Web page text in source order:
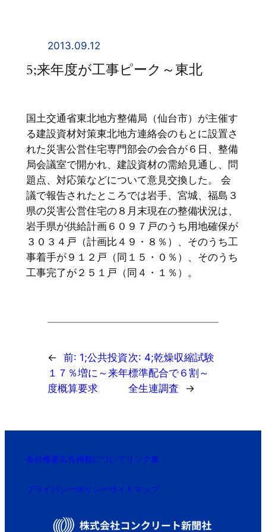
2013.09.12
5;来年度が工事ピーク～東北
国土交通省東北地方整備局（仙台市）が主催す
る建設資材対策東北地方連絡会のもとに設置さ
れた災害公営住宅専門部会の会合が６日、整備
局会議室で開かれ、建設資材の需給見通し、問
題点、対応策などについて意見交換した。 会
議で報告されたところでは岩手、宮城、福島３
県の災害公営住宅の８月末現在の整備状況は、
岩手県が供給計画６０９７戸のうち用地確保が
３０３４戸（計画比４９・８％）、そのうち工
事着手が９１２戸（同１５・０％）、そのうち
工事完了が２５１戸（同４・１％）。
← 前: 1;公共投資
１７％増に～来年
度概算要求
次: 4;乾燥収縮試験
標準配合で６割～
全生連調査
→
会社概要広告掲載について リンク集
プライバシーポリシーサイトマップ